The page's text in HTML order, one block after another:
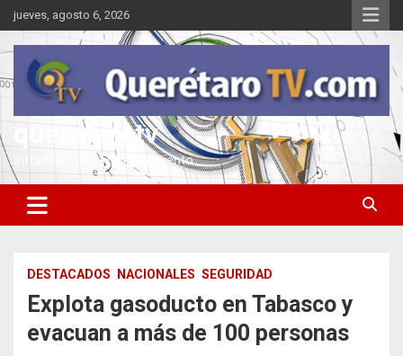
Saltar
al
contenido
jueves, agosto 6, 2026
queretarotv
Información y entretenimiento
DESTACADOS NACIONALES SEGURIDAD
Explota gasoducto en Tabasco y
evacuan a más de 100 personas